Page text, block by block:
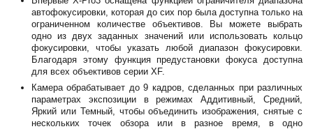
автофокусировки, которая до сих пор была доступна только на
ограниченном количестве объективов. Вы можете выбрать
одно из двух заданных значений или использовать кольцо
фокусировки, чтобы указать любой диапазон фокусировки.
Благодаря этому функция предустановки фокуса доступна
для всех объективов серии XF.
Камера обрабатывает до 9 кадров, сделанных при различных
параметрах экспозиции в режимах Аддитивный, Средний,
Яркий или Темный, чтобы объединить изображения, снятые с
нескольких точек обзора или в разное время, в одно